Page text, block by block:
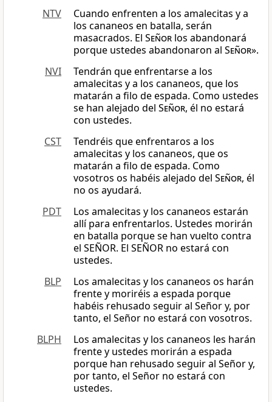
NTV
Cuando enfrenten a los amalecitas y a
los cananeos en batalla, serán
masacrados. El Señor los abandonará
porque ustedes abandonaron al Señor».
NVI
Tendrán que enfrentarse a los
amalecitas y a los cananeos, que los
matarán a filo de espada. Como ustedes
se han alejado del Señor, él no estará
con ustedes.
CST
Tendréis que enfrentaros a los
amalecitas y los cananeos, que os
matarán a filo de espada. Como
vosotros os habéis alejado del Señor, él
no os ayudará.
PDT
Los amalecitas y los cananeos estarán
allí para enfrentarlos. Ustedes morirán
en batalla porque se han vuelto contra
el SEÑOR. El SEÑOR no estará con
ustedes.
BLP
Los amalecitas y los cananeos os harán
frente y moriréis a espada porque
habéis rehusado seguir al Señor y, por
tanto, el Señor no estará con vosotros.
BLPH
Los amalecitas y los cananeos les harán
frente y ustedes morirán a espada
porque han rehusado seguir al Señor y,
por tanto, el Señor no estará con
ustedes.